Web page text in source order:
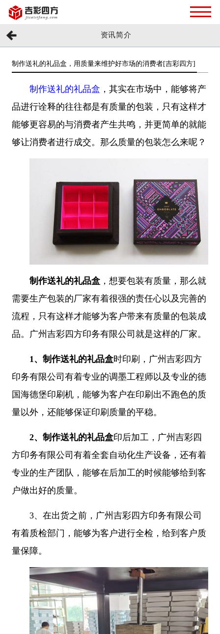
资讯简介
制作送礼的礼品盒，用质量来维护好市场的消费者[吉彩四方]
制作送礼的礼品盒 ，其实在市场中，能够将产
品进行诠释的往往都是有质量的包装，只有这样才
能够更容易的与消费者产生共鸣，并更简单的就能
够让消费者进行成交。那么质量的包装怎么来呢？
制作送礼的礼品盒，想要包装有质量，那么就
需要生产包装的厂家有着很强的责任心以及完善的
流程，只有这样才能够为客户带来有质量的包装成
品。广州吉彩四方印务有限公司就是这样的厂家。
1、 制作送礼的礼品盒时印刷，广州吉彩四方
印务有限公司有着专业的调墨工程师以及专业的德
国海德堡印刷机，能够为客户在印刷出不跑色的质
量以外，还能够保证印刷质量的平稳。
2、 制作送礼的礼品盒印后加工，广州吉彩四
方印务有限公司有着全套自动化生产设备，还有着
专业的生产团队，能够在后加工的时候能够给到客
户做出好的质量。
3、 在出货之前，广州吉彩四方印务有限公司
有着质检部门，能够为客户进行全检，给到客户质
量保障。